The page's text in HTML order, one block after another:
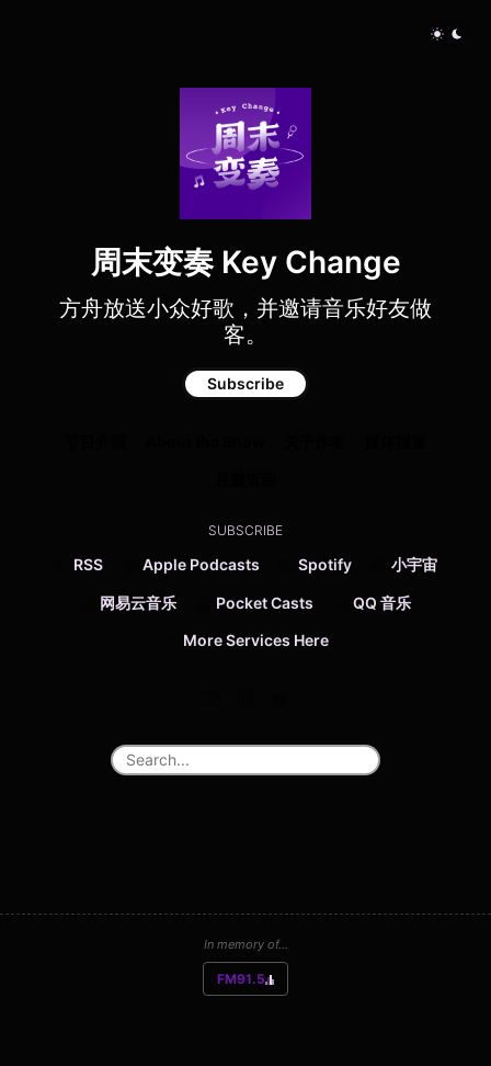
周末变奏 Key Change
方舟放送小众好歌，并邀请音乐好友做
客。
Subscribe
SUBSCRIBE
RSS Apple Podcasts Spotify 小宇宙
网易云音乐 Pocket Casts QQ 音乐
More Services Here
In memory of...
FM91.5